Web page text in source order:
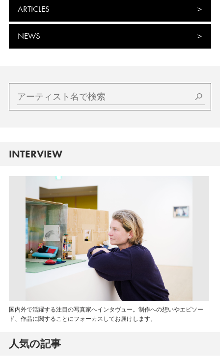
ARTICLES
NEWS
INTERVIEW
国内外で活躍する注目の写真家へインタヴュー。制作への想いやエピソー
ド、作品に関することにフォーカスしてお届けします。
人気の記事